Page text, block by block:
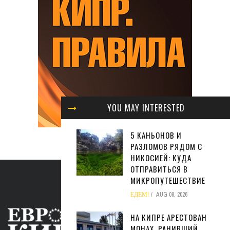
YOU MAY INTERESTED
5 КАНЬОНОВ И
РАЗЛОМОВ РЯДОМ С
НИКОСИЕЙ: КУДА
ОТПРАВИТЬСЯ В
МИКРОПУТЕШЕСТВИЕ
ЕДЕМ! AUG 08, 2026
НА КИПРЕ АРЕСТОВАН